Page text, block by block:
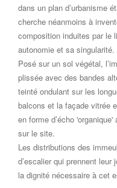
dans un plan d’urbanisme
cherche néanmoins à
composition induites par le
autonomie et sa singularité.
Posé sur un sol végétal,
plissée avec des bandes
teinté ondulant sur les
balcons et la façade vitrée
en forme d’écho
sur le site.
Les distributions des
d’escalier qui prennent
la dignité nécessaire à cet